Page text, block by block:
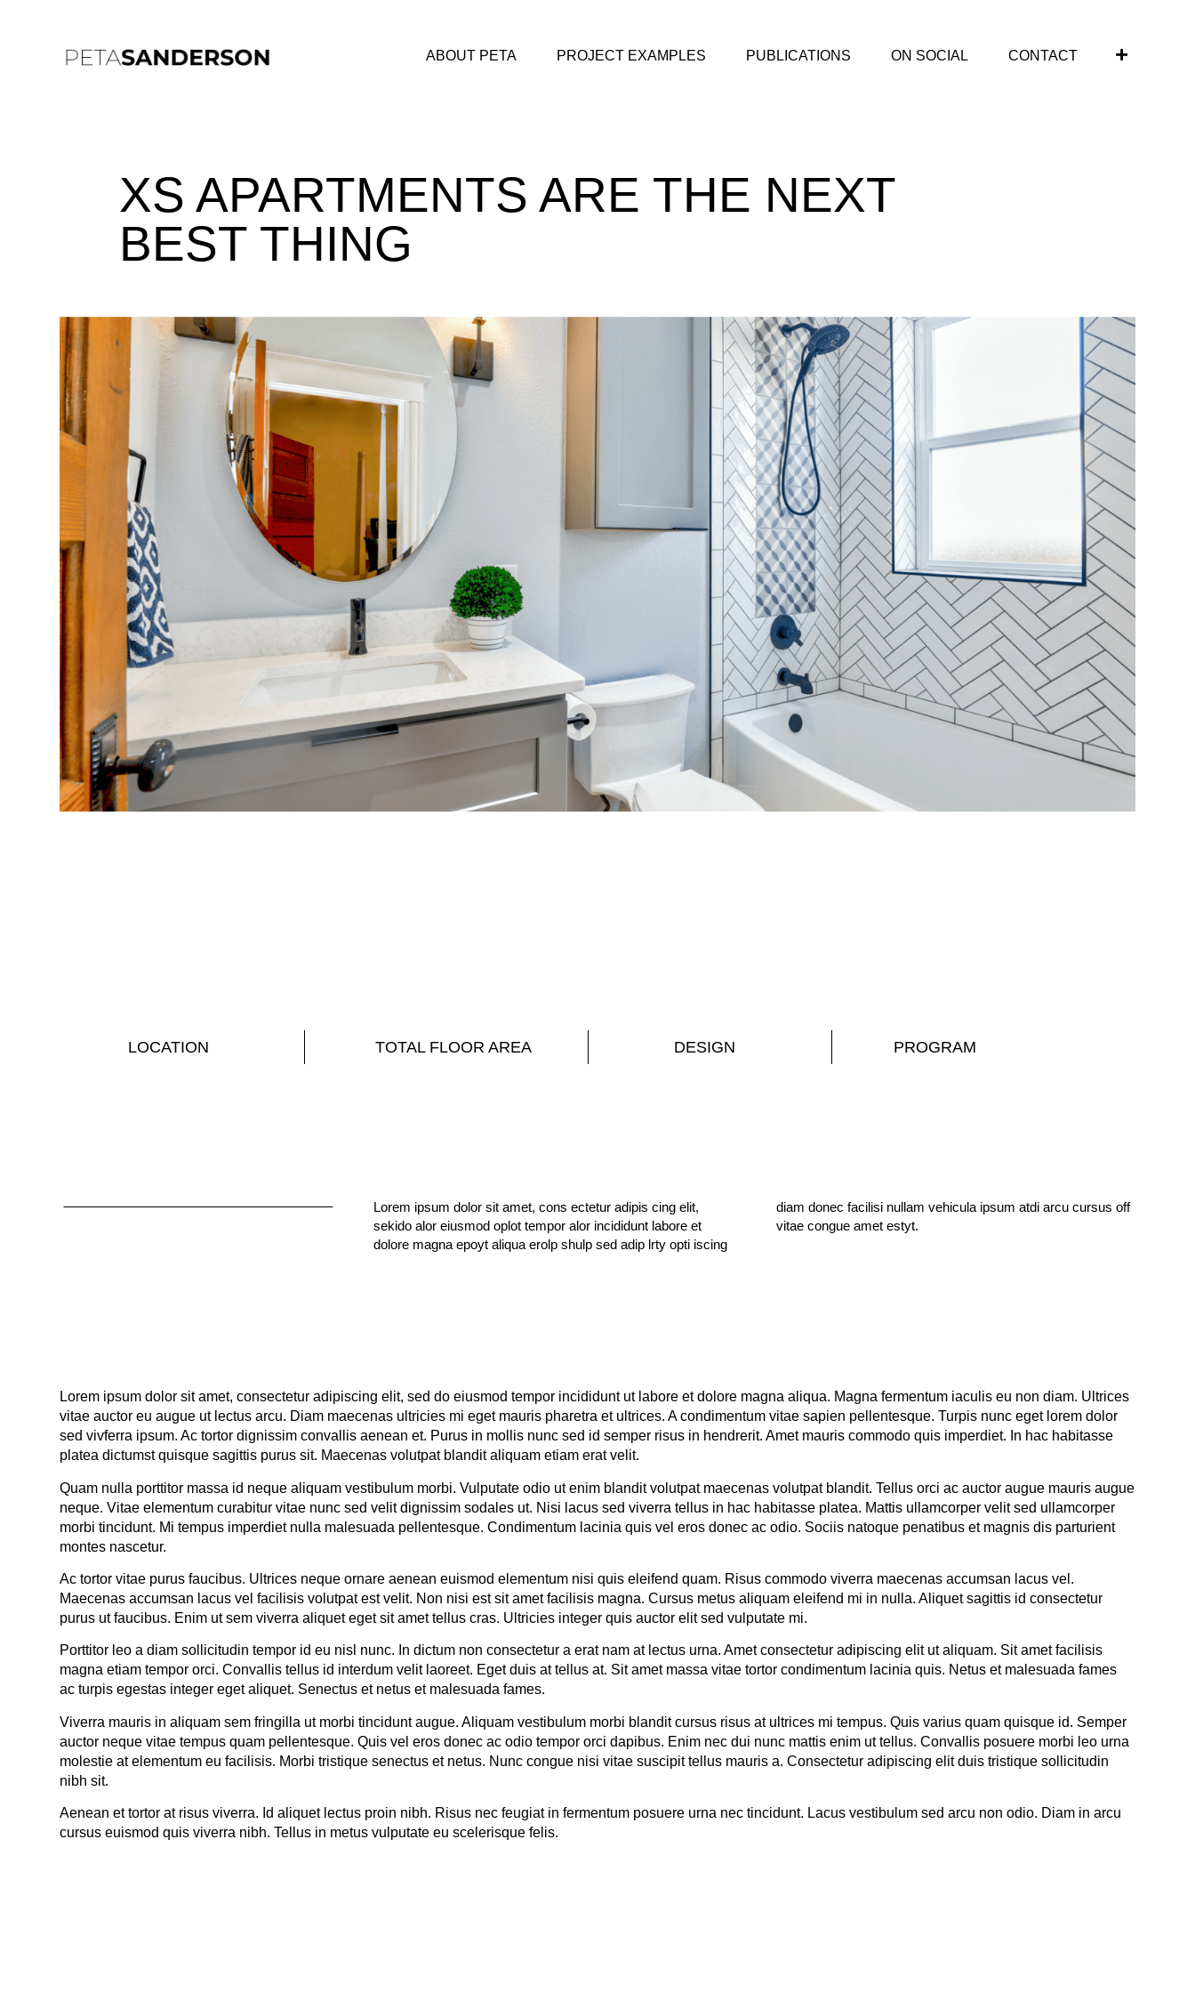
ABOUT PETA PROJECT EXAMPLES PUBLICATIONS ON SOCIAL CONTACT
XS APARTMENTS ARE THE NEXT
BEST THING
LOCATION TOTAL FLOOR AREA DESIGN PROGRAM
Lorem ipsum dolor sit amet, cons ectetur adipis cing elit,
sekido alor eiusmod oplot tempor alor incididunt labore et
dolore magna epoyt aliqua erolp shulp sed adip lrty opti iscing
diam donec facilisi nullam vehicula ipsum atdi arcu cursus off
vitae congue amet estyt.
Lorem ipsum dolor sit amet, consectetur adipiscing elit, sed do eiusmod tempor incididunt ut labore et dolore magna aliqua. Magna fermentum iaculis eu non diam. Ultrices
vitae auctor eu augue ut lectus arcu. Diam maecenas ultricies mi eget mauris pharetra et ultrices. A condimentum vitae sapien pellentesque. Turpis nunc eget lorem dolor
sed vivferra ipsum. Ac tortor dignissim convallis aenean et. Purus in mollis nunc sed id semper risus in hendrerit. Amet mauris commodo quis imperdiet. In hac habitasse
platea dictumst quisque sagittis purus sit. Maecenas volutpat blandit aliquam etiam erat velit.
Quam nulla porttitor massa id neque aliquam vestibulum morbi. Vulputate odio ut enim blandit volutpat maecenas volutpat blandit. Tellus orci ac auctor augue mauris augue
neque. Vitae elementum curabitur vitae nunc sed velit dignissim sodales ut. Nisi lacus sed viverra tellus in hac habitasse platea. Mattis ullamcorper velit sed ullamcorper
morbi tincidunt. Mi tempus imperdiet nulla malesuada pellentesque. Condimentum lacinia quis vel eros donec ac odio. Sociis natoque penatibus et magnis dis parturient
montes nascetur.
Ac tortor vitae purus faucibus. Ultrices neque ornare aenean euismod elementum nisi quis eleifend quam. Risus commodo viverra maecenas accumsan lacus vel.
Maecenas accumsan lacus vel facilisis volutpat est velit. Non nisi est sit amet facilisis magna. Cursus metus aliquam eleifend mi in nulla. Aliquet sagittis id consectetur
purus ut faucibus. Enim ut sem viverra aliquet eget sit amet tellus cras. Ultricies integer quis auctor elit sed vulputate mi.
Porttitor leo a diam sollicitudin tempor id eu nisl nunc. In dictum non consectetur a erat nam at lectus urna. Amet consectetur adipiscing elit ut aliquam. Sit amet facilisis
magna etiam tempor orci. Convallis tellus id interdum velit laoreet. Eget duis at tellus at. Sit amet massa vitae tortor condimentum lacinia quis. Netus et malesuada fames
ac turpis egestas integer eget aliquet. Senectus et netus et malesuada fames.
Viverra mauris in aliquam sem fringilla ut morbi tincidunt augue. Aliquam vestibulum morbi blandit cursus risus at ultrices mi tempus. Quis varius quam quisque id. Semper
auctor neque vitae tempus quam pellentesque. Quis vel eros donec ac odio tempor orci dapibus. Enim nec dui nunc mattis enim ut tellus. Convallis posuere morbi leo urna
molestie at elementum eu facilisis. Morbi tristique senectus et netus. Nunc congue nisi vitae suscipit tellus mauris a. Consectetur adipiscing elit duis tristique sollicitudin
nibh sit.
Aenean et tortor at risus viverra. Id aliquet lectus proin nibh. Risus nec feugiat in fermentum posuere urna nec tincidunt. Lacus vestibulum sed arcu non odio. Diam in arcu
cursus euismod quis viverra nibh. Tellus in metus vulputate eu scelerisque felis.